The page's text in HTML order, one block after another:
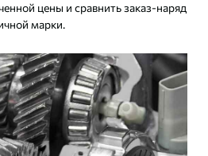
цены и сравнить заказ-наряд
марки.